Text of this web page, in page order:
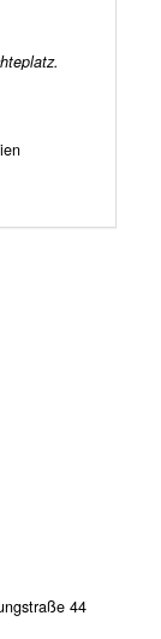
44